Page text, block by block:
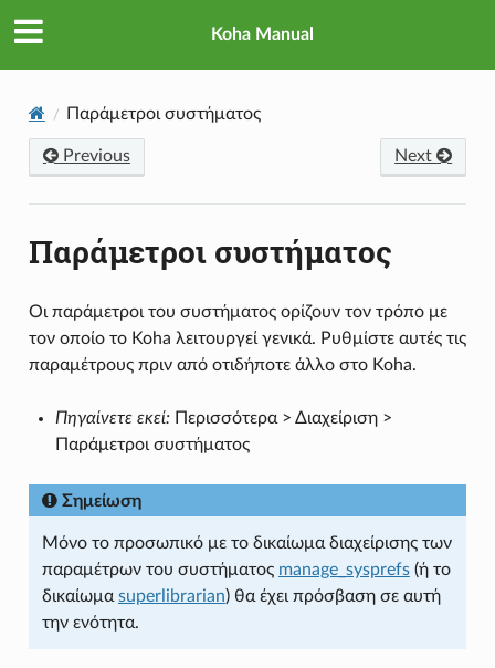
Koha Manual
Παράμετροι συστήματος
Previous Next
Παράμετροι συστήματος
Οι παράμετροι του συστήματος ορίζουν τον τρόπο με
τον οποίο το Koha λειτουργεί γενικά. Ρυθμίστε αυτές τις
παραμέτρους πριν από οτιδήποτε άλλο στο Koha.
Πηγαίνετε εκεί:Περισσότερα > Διαχείριση >
Παράμετροι συστήματος
Σημείωση
Μόνο το προσωπικό με το δικαίωμα διαχείρισης των
παραμέτρων του συστήματος manage_sysprefs(ή το
δικαίωμα superlibrarian) θα έχει πρόσβαση σε αυτή
την ενότητα.